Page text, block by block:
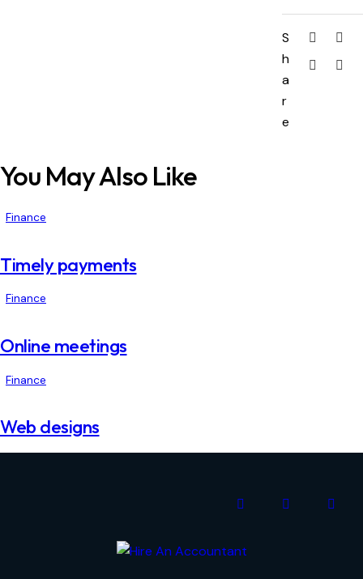
S
h
a
r
e
You May Also Like
Finance
Timely payments
Finance
Online meetings
Finance
Web designs